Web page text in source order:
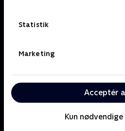
Statistik
Marketing
Acceptér
Kun